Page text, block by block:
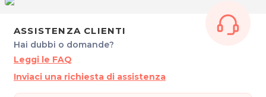
Piazza San Cristoforo, 6
33100 Udine
Cel. 388 3825830
Tel. 0432 1907944
P.IVA 02924820307
ASSISTENZA CLIENTI
Hai dubbi o domande?
Leggi le FAQ
Inviaci una richiesta di assistenza